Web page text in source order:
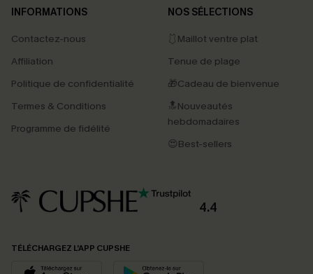
INFORMATIONS
Contactez-nous
Affiliation
Politique de confidentialité
Termes & Conditions
Programme de fidélité
NOS SÉLECTIONS
🩱Maillot ventre plat
Tenue de plage
🎁Cadeau de bienvenue
🔝Nouveautés
hebdomadaires
😍Best-sellers
4.4
TÉLÉCHARGEZ L’APP CUPSHE